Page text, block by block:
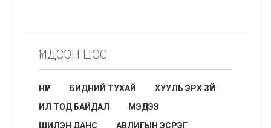
ҮНДСЭН ЦЭС
НҮҮР БИДНИЙ ТУХАЙ
ХУУЛЬ ЭРХ ЗҮЙ
ИЛ ТОД БАЙДАЛ
МЭДЭЭ
ШИЛЭН ДАНС
АВЛИГЫН ЭСРЭГ